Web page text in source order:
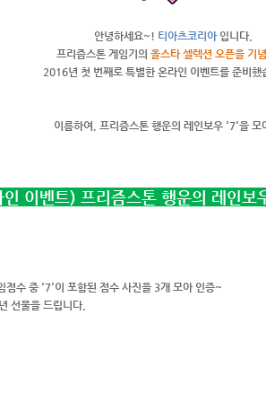
안녕하세요~! 티아츠코리아입니다.
프리즘스톤 게임기의 올스타 셀렉션 오픈을 기
2016년 첫 번째로 특별한 온라인 이벤트를 준비했
이름하여, 프리즘스톤 행운의 레인보우 '7'을 모
인 이벤트) 프리즘스톤 행운의 레인
점수 중 '7'이 포함된 점수 사진을 3개 모아 인증~
선물을 드립니다.